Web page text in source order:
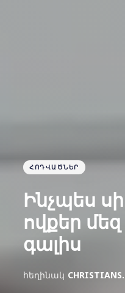
ՀՈԴՎԱԾՆԵՐ
Ինչպես
ովքեր մեզ
գալիս
հեղինակ